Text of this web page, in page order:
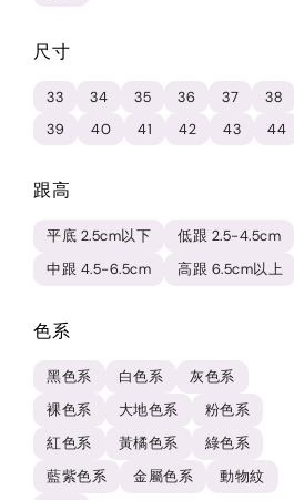
尺寸
33 34 35 36 37
38
39
40 41 42 43 44
跟高
平底 2.5cm以下
低跟 2.5-4.5cm
中跟 4.5-6.5cm
高跟 6.5cm以上
色系
黑色系 白色系
灰色系
裸色系
大地色系
粉色系
紅色系
黃橘色系
綠色系
藍紫色系
金屬色系 動物紋